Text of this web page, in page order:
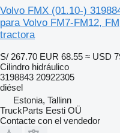
Volvo FMX (01.10-)
para Volvo FM7-FM12,
tractora
S/ 267.70 EUR 68.55 ≈ USD
Cilindro hidráulico
3198843 20922305
diésel
Estonia, Tallinn
TruckParts Eesti OÜ
Contacte con el vendedor